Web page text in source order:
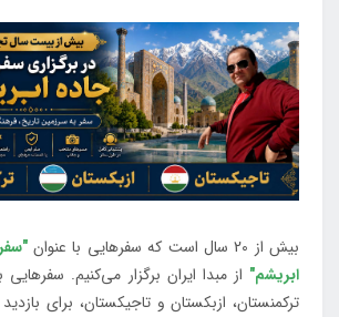
بیش از 20 سال است که سفرهایی با عنوان
ابریشم" از مبدا ایران برگزار می‌کنیم.
ترکمنستان، ازبکستان و تاجیکستان، برای